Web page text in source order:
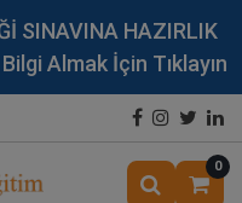
SINAVINA HAZIRLIK
Almak İçin Tıklayın
0